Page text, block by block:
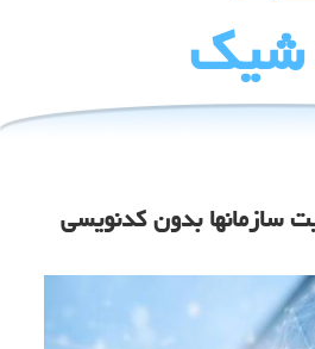
شیك
سازمانها بدون كدنویسی